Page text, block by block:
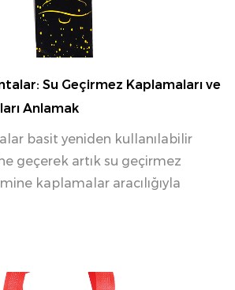
Su Geçirmez Kaplamaları ve
Anlamak
basit yeniden kullanılabilir
geçerek artık su geçirmez
kaplamalar aracılığıyla